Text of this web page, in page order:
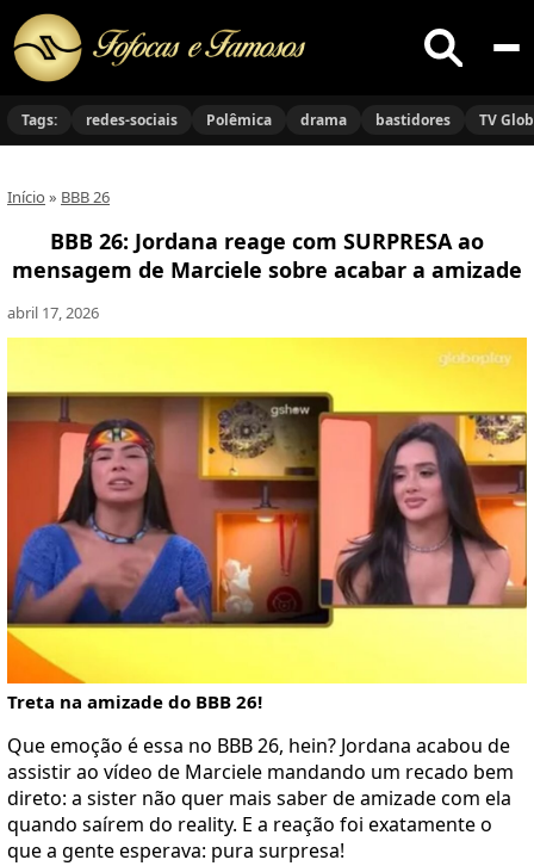
Buscar
no
Tags: redes-sociais Polêmica drama bastidores TV
Início » BBB 26
BBB 26: Jordana reage com SURPRESA ao
mensagem de Marciele sobre acabar a amizade
abril 17, 2026
Treta na amizade do BBB 26!
Que emoção é essa no BBB 26, hein? Jordana acabou de
assistir ao vídeo de Marciele mandando um recado bem
direto: a sister não quer mais saber de amizade com ela
quando saírem do reality. E a reação foi exatamente o
que a gente esperava: pura surpresa!